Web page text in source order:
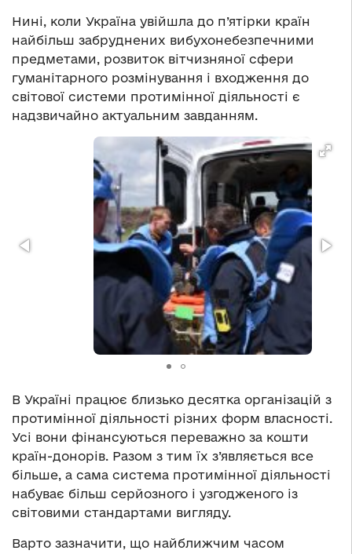
Нині, коли Україна увійшла до п’ятірки країн
найбільш забруднених вибухонебезпечними
предметами, розвиток вітчизняної сфери
гуманітарного розмінування і входження до
світової системи протимінної діяльності є
надзвичайно актуальним завданням.
В Україні працює близько десятка організацій з
протимінної діяльності різних форм власності.
Усі вони фінансуються переважно за кошти
країн-донорів. Разом з тим їх з’являється все
більше, а сама система протимінної діяльності
набуває більш серйозного і узгодженого із
світовими стандартами вигляду.
Варто зазначити, що найближчим часом